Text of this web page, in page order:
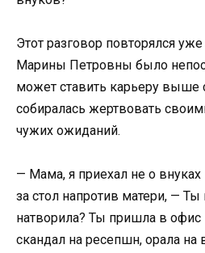
Этот разговор повторялся
Марины Петровны было
может ставить карьеру выше
собиралась жертвовать
чужих ожиданий.
— Мама, я приехал не о внуках
за стол напротив матери, —
натворила? Ты пришла в офис
скандал на ресепшн, орала на